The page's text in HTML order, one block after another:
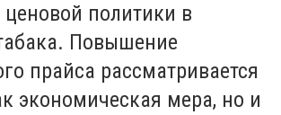
политики в
Повышение
прайса рассматривается
экономическая мера, но и